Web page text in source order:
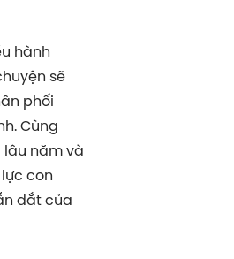
hành
sẽ
phối
Cùng
lâu năm và
con
dắt của